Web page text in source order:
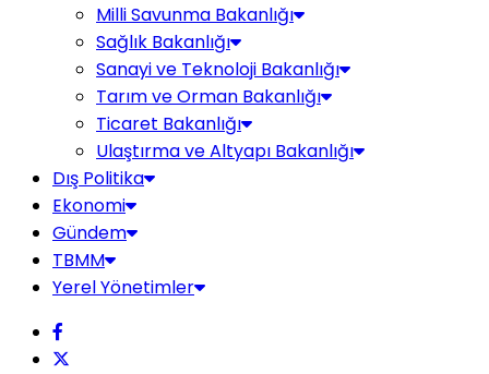
Milli Savunma Bakanlığı
Sağlık Bakanlığı
Sanayi ve Teknoloji Bakanlığı
Tarım ve Orman Bakanlığı
Ticaret Bakanlığı
Ulaştırma ve Altyapı Bakanlığı
Dış Politika
Ekonomi
Gündem
TBMM
Yerel Yönetimler